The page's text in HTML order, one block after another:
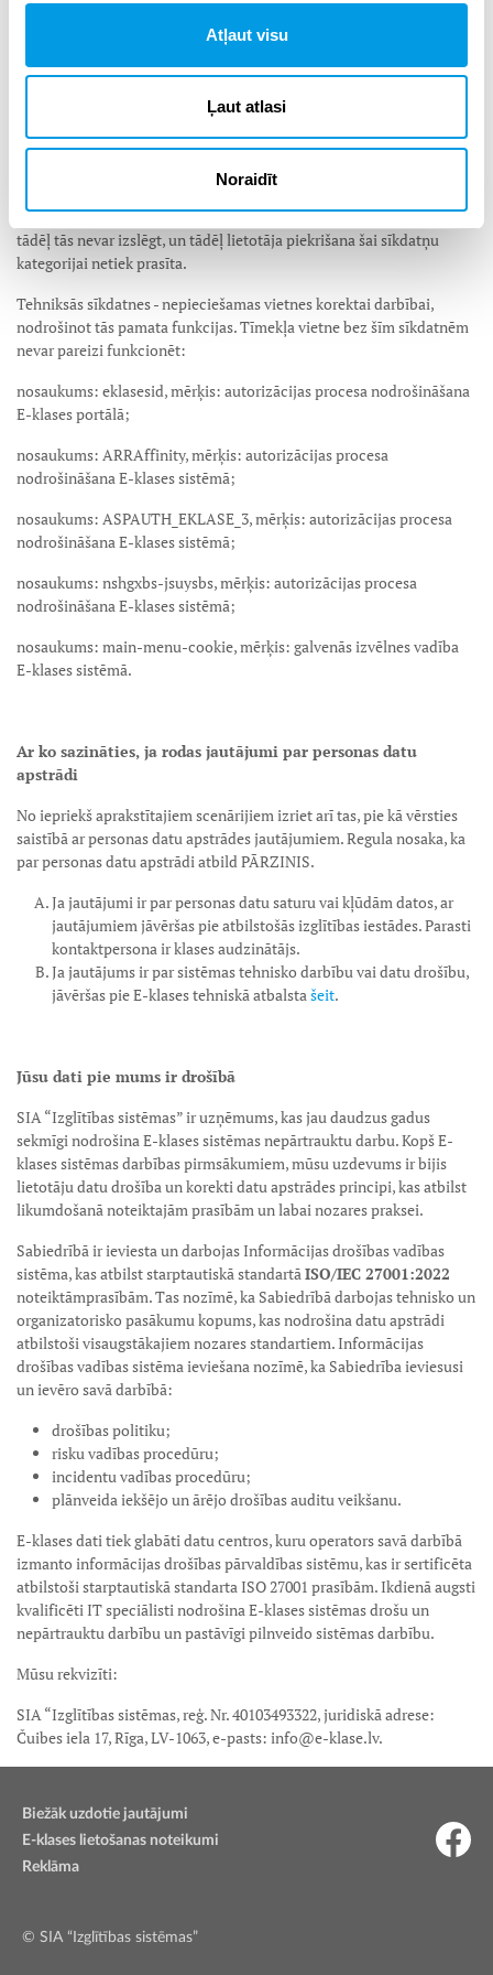
Atļaut visu
Ļaut atlasi
Noraidīt
Sīkdatnes
E-klase savas darbības nodrošināšanai izmanto tehniskās sīkdatnes,
kas tiek izvietotas lietotāja ierīcē pēc noklusējuma. Tehniskās
sīkdatnes ļauj lietotājam pārlūkot vietni, autorizēties E-klasē, kā arī
izmantot citas vietnes iespējas. Šīs sīkdatnes tiek saglabātas Jūsu
periodā. Šīs sīkdatnes ir nepieciešamas tīmekļa vietnes darbībībai,
tādēļ tās nevar izslēgt, un tādēļ lietotāja piekrišana šai sīkdatņu
kategorijai netiek prasīta.
Tehniksās sīkdatnes - nepieciešamas vietnes korektai darbībai,
nodrošinot tās pamata funkcijas. Tīmekļa vietne bez šīm sīkdatnēm
nevar pareizi funkcionēt:
nosaukums: eklasesid, mērķis: autorizācijas procesa nodrošināšana
E-klases portālā;
nosaukums: ARRAffinity, mērķis: autorizācijas procesa
nodrošināšana E-klases sistēmā;
nosaukums: ASPAUTH_EKLASE_3, mērķis: autorizācijas procesa
nodrošināšana E-klases sistēmā;
nosaukums: nshgxbs-jsuysbs, mērķis: autorizācijas procesa
nodrošināšana E-klases sistēmā;
nosaukums: main-menu-cookie, mērķis: galvenās izvēlnes vadība
E-klases sistēmā.
Ar ko sazināties, ja rodas jautājumi par personas datu
apstrādi
No iepriekš aprakstītajiem scenārijiem izriet arī tas, pie kā vērsties
saistībā ar personas datu apstrādes jautājumiem. Regula nosaka, ka
par personas datu apstrādi atbild PĀRZINIS.
Ja jautājumi ir par personas datu saturu vai kļūdām datos, ar
jautājumiem jāvēršas pie atbilstošās izglītības iestādes. Parasti
kontaktpersona ir klases audzinātājs.
Ja jautājums ir par sistēmas tehnisko darbību vai datu drošību,
jāvēršas pie E-klases tehniskā atbalstašeit.
Jūsu dati pie mums ir drošībā
SIA “Izglītības sistēmas” ir uzņēmums, kas jau daudzus gadus
sekmīgi nodrošina E-klases sistēmas nepārtrauktu darbu. Kopš E-
klases sistēmas darbības pirmsākumiem, mūsu uzdevums ir bijis
lietotāju datu drošība un korekti datu apstrādes principi, kas atbilst
likumdošanā noteiktajām prasībām un labai nozares praksei.
Sabiedrībā ir ieviesta un darbojas Informācijas drošības vadības
sistēma, kas atbilst starptautiskā standartāISO/IEC 27001:2022
noteiktāmprasībām. Tas nozīmē, ka Sabiedrībā darbojas tehnisko un
organizatorisko pasākumu kopums, kas nodrošina datu apstrādi
atbilstoši visaugstākajiem nozares standartiem. Informācijas
drošības vadības sistēma ieviešana nozīmē, ka Sabiedrība ieviesusi
un ievēro savā darbībā:
drošības politiku;
risku vadības procedūru;
incidentu vadības procedūru;
plānveida iekšējo un ārējo drošības auditu veikšanu.
E-klases dati tiek glabāti datu centros, kuru operators savā darbībā
izmanto informācijas drošības pārvaldības sistēmu, kas ir sertificēta
atbilstoši starptautiskā standarta ISO 27001 prasībām. Ikdienā augsti
kvalificēti IT speciālisti nodrošina E-klases sistēmas drošu un
nepārtrauktu darbību un pastāvīgi pilnveido sistēmas darbību.
Mūsu rekvizīti:
SIA “Izglītības sistēmas, reģ. Nr. 40103493322, juridiskā adrese:
Čuibes iela 17, Rīga, LV-1063, e-pasts: info@e-klase.lv.
Biežāk uzdotie jautājumi
E-klases lietošanas noteikumi
Reklāma
© SIA “Izglītības sistēmas”